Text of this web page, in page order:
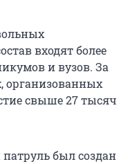
входят более
и вузов. За
организованных
свыше 27 тысяч
был создан